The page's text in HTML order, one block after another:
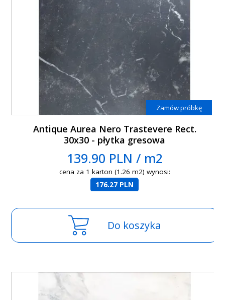
Zamów próbkę
Antique Aurea Nero Trastevere Rect.
30x30 - płytka gresowa
139.90 PLN / m2
cena za 1 karton (1.26 m2) wynosi:
176.27 PLN
Do koszyka